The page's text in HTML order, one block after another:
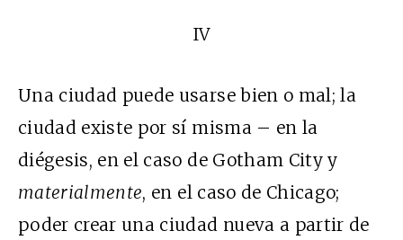
IV
Una ciudad puede usarse bien o mal; la
ciudad existe por sí misma – en la
diégesis, en el caso de Gotham City y
materialmente, en el caso de Chicago;
poder crear una ciudad nueva a partir de